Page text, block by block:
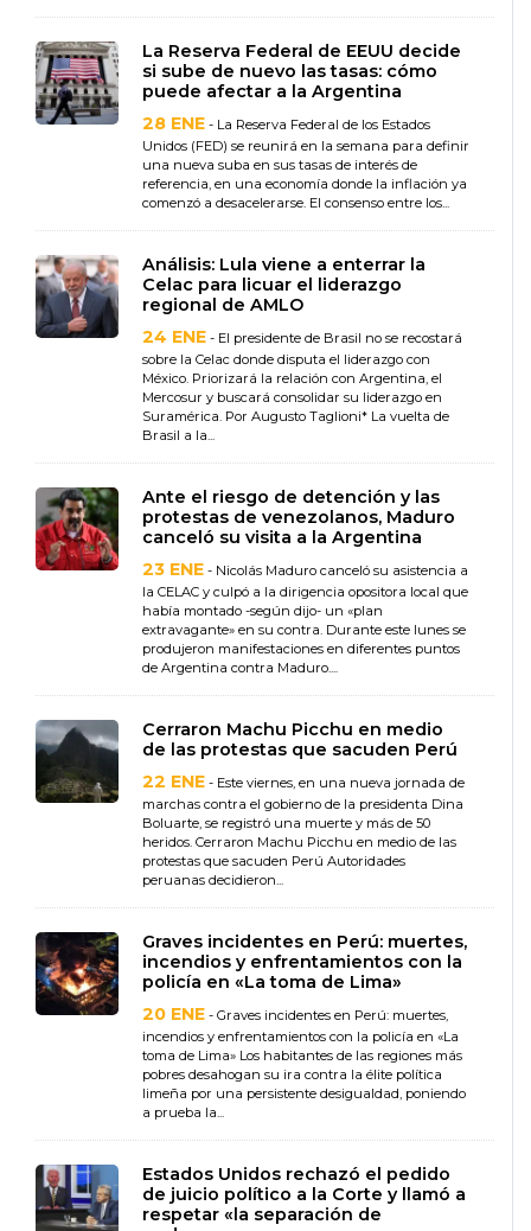
La Reserva Federal de EEUU decide
si sube de nuevo las tasas: cómo
puede afectar a la Argentina
28 ENE - La Reserva Federal de los Estados
Unidos (FED) se reunirá en la semana para definir
una nueva suba en sus tasas de interés de
referencia, en una economía donde la inflación ya
comenzó a desacelerarse. El consenso entre los...
Análisis: Lula viene a enterrar la
Celac para licuar el liderazgo
regional de AMLO
24 ENE - El presidente de Brasil no se recostará
sobre la Celac donde disputa el liderazgo con
México. Priorizará la relación con Argentina, el
Mercosur y buscará consolidar su liderazgo en
Suramérica. Por Augusto Taglioni* La vuelta de
Brasil a la...
Ante el riesgo de detención y las
protestas de venezolanos, Maduro
canceló su visita a la Argentina
23 ENE - Nicolás Maduro canceló su asistencia a
la CELAC y culpó a la dirigencia opositora local que
había montado -según dijo- un «plan
extravagante» en su contra. Durante este lunes se
produjeron manifestaciones en diferentes puntos
de Argentina contra Maduro....
Cerraron Machu Picchu en medio
de las protestas que sacuden Perú
22 ENE - Este viernes, en una nueva jornada de
marchas contra el gobierno de la presidenta Dina
Boluarte, se registró una muerte y más de 50
heridos. Cerraron Machu Picchu en medio de las
protestas que sacuden Perú Autoridades
peruanas decidieron...
Graves incidentes en Perú: muertes,
incendios y enfrentamientos con la
policía en «La toma de Lima»
20 ENE - Graves incidentes en Perú: muertes,
incendios y enfrentamientos con la policía en «La
toma de Lima» Los habitantes de las regiones más
pobres desahogan su ira contra la élite política
limeña por una persistente desigualdad, poniendo
a prueba la...
Estados Unidos rechazó el pedido
de juicio político a la Corte y llamó a
respetar «la separación de